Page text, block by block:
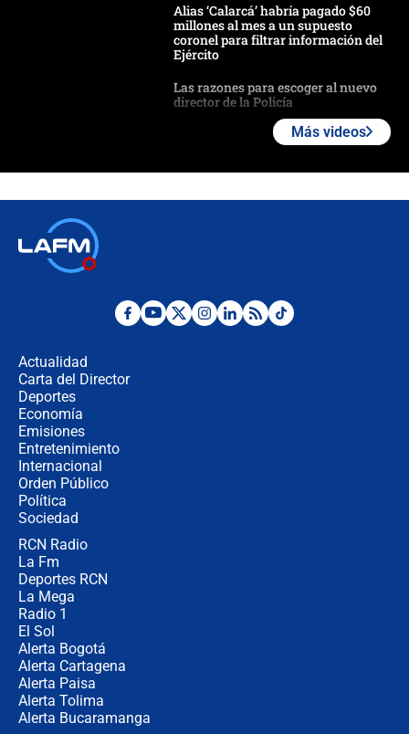
Alias ‘Calarcá’ habría pagado $60
millones al mes a un supuesto
coronel para filtrar información del
Ejército
Las razones para escoger al nuevo
director de la Policía
"No hubo fraude ni posibilidad de
Más videos
Actualidad
Carta del Director
Deportes
Economía
Emisiones
Entretenimiento
Internacional
Orden Público
Política
Sociedad
RCN Radio
La Fm
Deportes RCN
La Mega
Radio 1
El Sol
Alerta Bogotá
Alerta Cartagena
Alerta Paisa
Alerta Tolima
Alerta Bucaramanga